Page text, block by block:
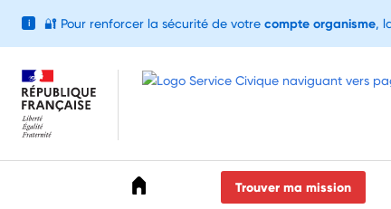
Trouver ma mission
i 🔐 Pour renforcer la sécurité de votre compte organisme,